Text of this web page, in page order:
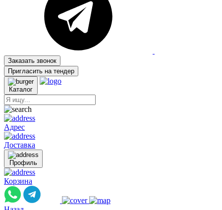
Заказать звонок
Пригласить на тендер
Каталог
Адрес
Доставка
Профиль
Корзина